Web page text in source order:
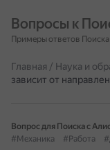
Вопросы к
Примеры ответов
Главная / Наука и
зависит от
Вопрос для Поиска с
#Механика
#Работа